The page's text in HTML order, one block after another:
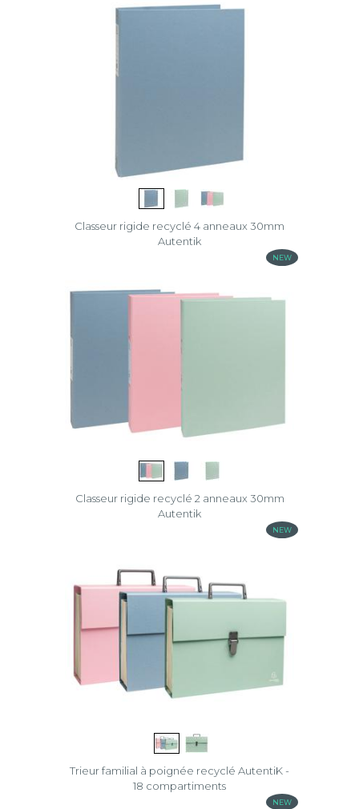
Classeur rigide recyclé 4 anneaux 30mm
Autentik
NEW
Classeur rigide recyclé 2 anneaux 30mm
Autentik
NEW
Trieur familial à poignée recyclé AutentiK -
18 compartiments
NEW